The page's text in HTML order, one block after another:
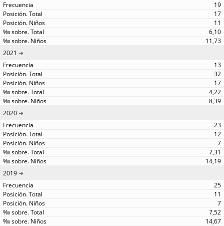
19
17
11
6,10
11,73
2021
13
32
17
4,22
8,39
2020
23
12
7
7,31
14,19
2019
25
11
7
7,52
14,67